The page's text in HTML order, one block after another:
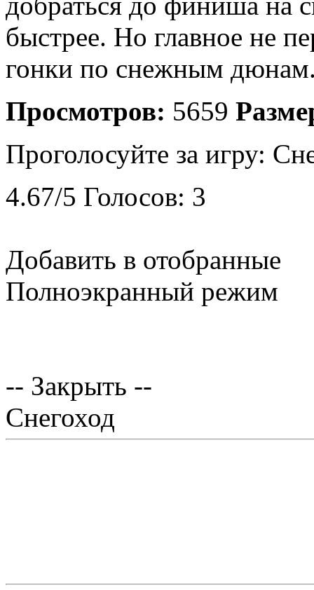
быстрее. Но главное не
гонки по снежным
Просмотров: 5659
Проголосуйте за игру:
4.67/5 Голосов: 3
Добавить в отобранные
Полноэкранный режим
-- Закрыть --
Снегоход